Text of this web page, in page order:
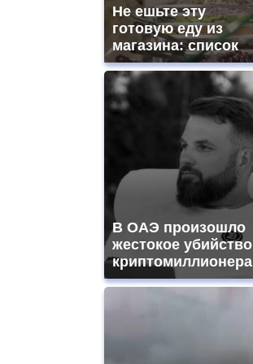
https://www.replicasrelojes.to/
Не ешьте эту
готовую еду из
магазина: список
В ОАЭ произошло
жестокое убийство
криптомиллионера